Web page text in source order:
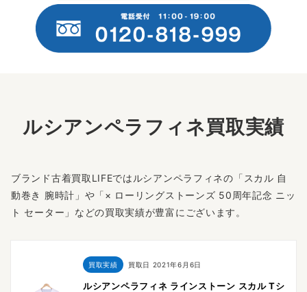
ルシアンペラフィネ買取実績
ブランド古着買取LIFEではルシアンペラフィネの「スカル 自
動巻き 腕時計」や「× ローリングストーンズ 50周年記念 ニッ
ト セーター」などの買取実績が豊富にございます。
買取実績 買取日 2021年6月6日
ルシアンペラフィネ ラインストーン スカル Tシ